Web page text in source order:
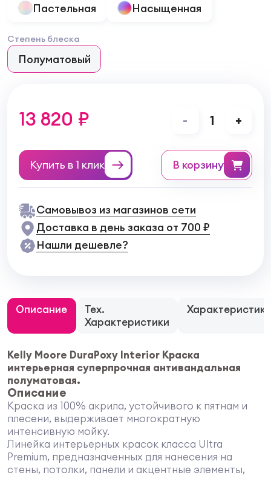
Пастельная Насыщенная
Степень блеска
Полуматовый
13 820 ₽ - 1 +
Купить в 1 клик в корзину
Самовывоз из магазинов сети
Доставка в день заказа от 700 ₽
Нашли дешевле?
Описание
Тех.
Характеристики
Характеристики
Kelly Moore DuraPoxy Interior Краска
интерьерная суперпрочная антивандальная
полуматовая.
Описание
Краска из 100% акрила, устойчивого к пятнам и
плесени, выдерживает многократную
интенсивную мойку.
Линейка интерьерных красок класса Ultra
Premium, предназначенных для нанесения на
стены, потолки, панели и акцентные элементы,